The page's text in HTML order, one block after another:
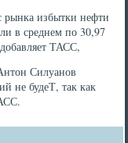
рынка избытки нефти
в среднем по 30,97
ТАСС,
Силуанов
не будеТ, так как